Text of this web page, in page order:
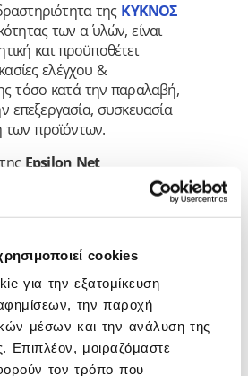
cookies
για την εξατομίκευση
την παροχή
μέσων και την ανάλυση της
Επιπλέον, μοιραζόμαστε
τον τρόπο που
της ΚΥΚΝΟΣ
των α΄ υλών, είναι
και προϋποθέτει
ελέγχου &
τόσο κατά την παραλαβή,
επεξεργασία, συσκευασία
των προϊόντων.
Epsilon Net
την πλήρη μηχανογραφική
παρέχοντας
της Παραγωγής, καθώς και
Κοστολόγηση των τελικών
η ενιαία πλατφόρμα
καλύπτει τις ανάγκες
Διευθύνσεων Οικονομικού,
μέσα από τις